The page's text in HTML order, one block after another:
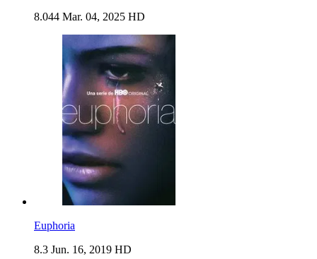
8.044 Mar. 04, 2025 HD
Euphoria
8.3 Jun. 16, 2019 HD